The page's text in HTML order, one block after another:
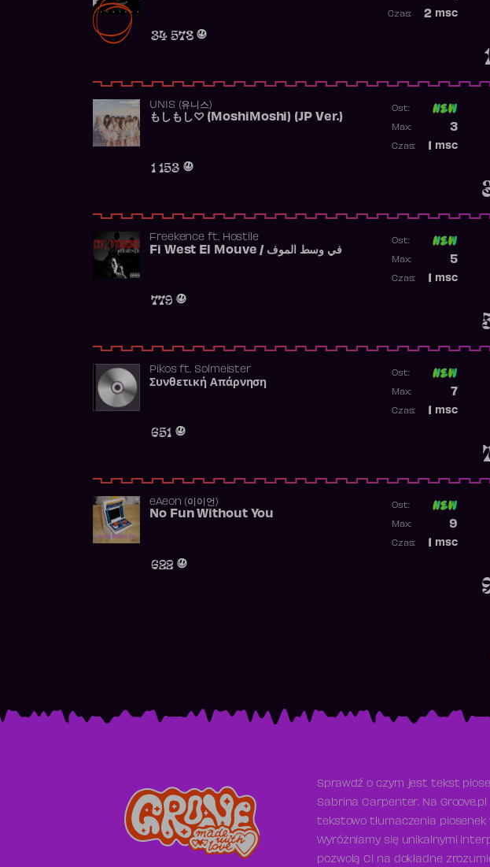
34 578
2 msc
Czas:
UNIS (유니스)
もしもし♡ (MoshiMoshi) (JP Ver.)
1 153
Ost:
3
Max:
msc
Czas:
Freekence ft. Hostile
Fi West El Mouve / في وسط الموف
779
Ost:
5
Max:
msc
Czas:
Pikosft. Solmeister
Συνθετική Απάρνηση
651
Ost:
7
Max:
msc
Czas:
​eAeon (이이언)
No Fun Without You
622
Ost:
9
Max:
msc
Czas:
Sprawdź o czym jest tekst
Sabrina Carpenter. Na
tekstowo tłumaczenia
Wyróżniamy się unikalnymi
pozwolą Ci na dokładne